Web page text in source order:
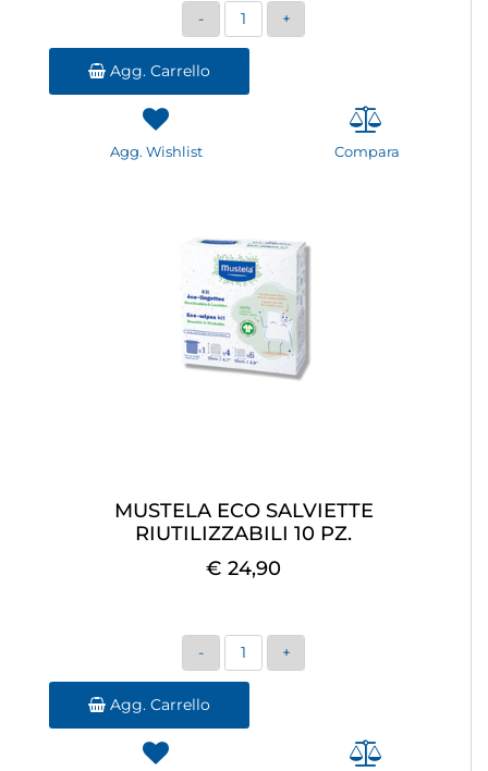
Quantità
Agg. Carrello
Agg. Wishlist Compara
MUSTELA ECO SALVIETTE
RIUTILIZZABILI 10 PZ.
€ 24,90
Quantità
Agg. Carrello